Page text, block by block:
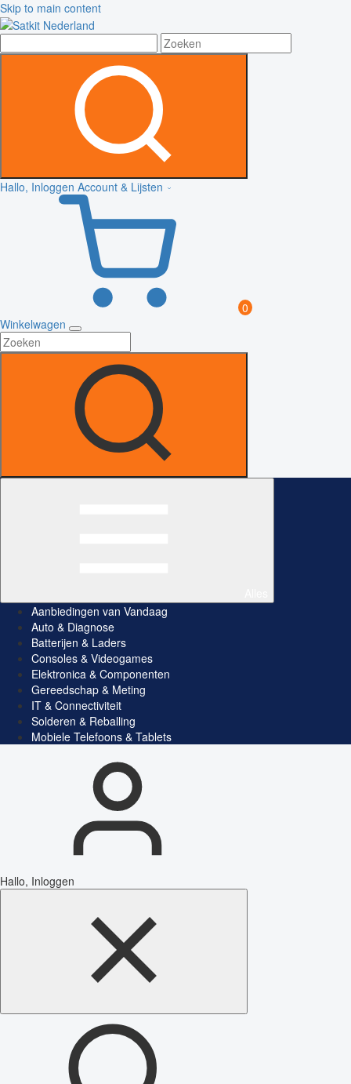
Skip to main content
Hallo, Inloggen Account & Lijsten
0
Winkelwagen
Aanbiedingen van Vandaag
Auto & Diagnose
Batterijen & Laders
Consoles & Videogames
Elektronica & Componenten
Gereedschap & Meting
IT & Connectiviteit
Solderen & Reballing
Mobiele Telefoons & Tablets
Hallo, Inloggen